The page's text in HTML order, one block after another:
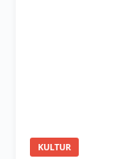
KULTUR